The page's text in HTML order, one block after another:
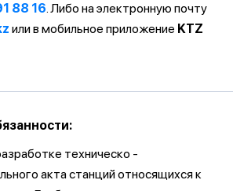
88 16. Либо на электронную почту
или в мобильное приложение KTZ
техническо -
акта станций относящихся к